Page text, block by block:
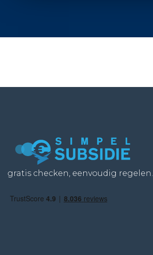
gratis checken, eenvoudig regelen.